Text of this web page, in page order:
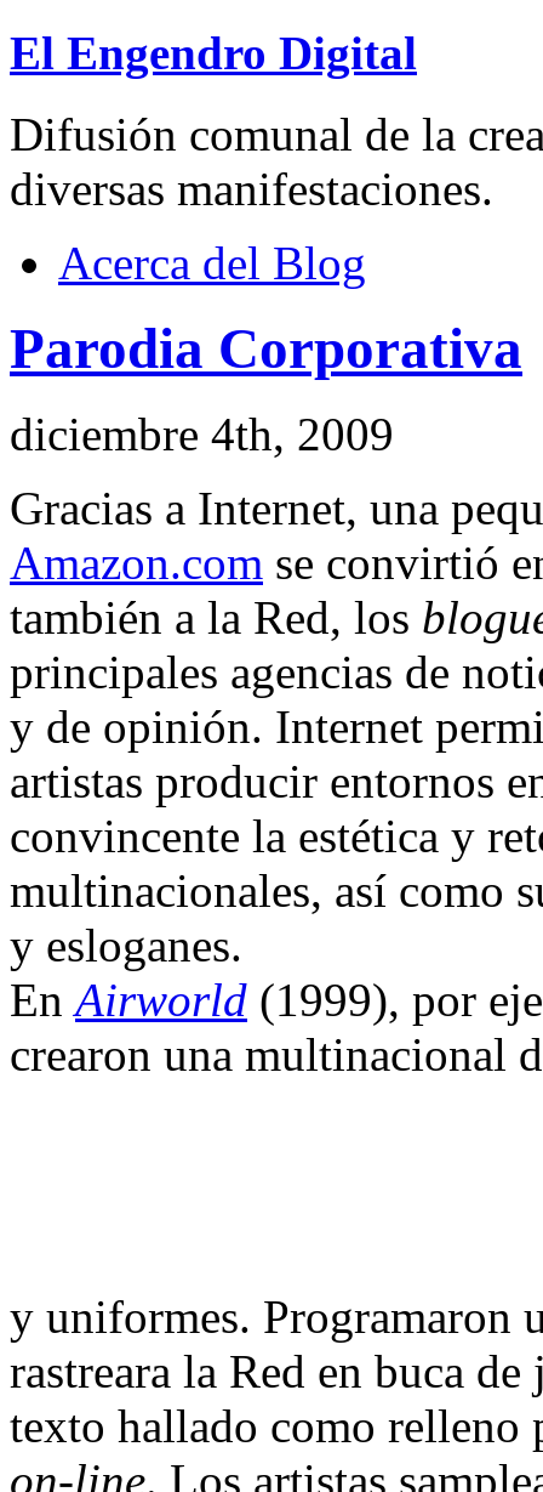
El Engendro Digital
Difusión comunal de la
diversas manifestaciones.
Acerca del Blog
Parodia Corporativa
diciembre 4th, 2009
Gracias a Internet, una
Amazon.com se convirtió
también a la Red, los
principales agencias de
y de opinión. Internet
artistas producir entornos
convincente la estética y
multinacionales, así como
y esloganes.
EnAirworld (1999), por
crearon una multinacional
y uniformes. Programaron
rastreara la Red en buca
texto hallado como relleno
on-line. Los artistas